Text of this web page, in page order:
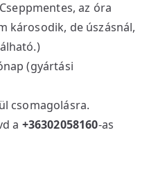
az óra
károsodik, de úszásnál,
(gyártási
csomagolásra.
a +36302058160-as